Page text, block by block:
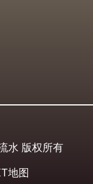
水 版权所有
地图